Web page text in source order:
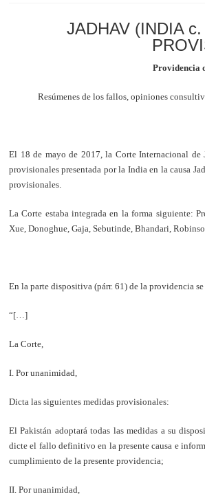
JADHAV (INDIA
Providencia
Resúmenes de los fallos, opiniones
El 18 de mayo de 2017, la Corte Internacional
provisionales presentada por la India en la causa
provisionales.
La Corte estaba integrada en la forma siguiente:
Xue, Donoghue, Gaja, Sebutinde, Bhandari,
En la parte dispositiva (párr. 61) de la providencia
“[…]
La Corte,
I. Por unanimidad,
Dicta las siguientes medidas provisionales:
El Pakistán adoptará todas las medidas a su
dicte el fallo definitivo en la presente causa e
cumplimiento de la presente providencia;
II. Por unanimidad,